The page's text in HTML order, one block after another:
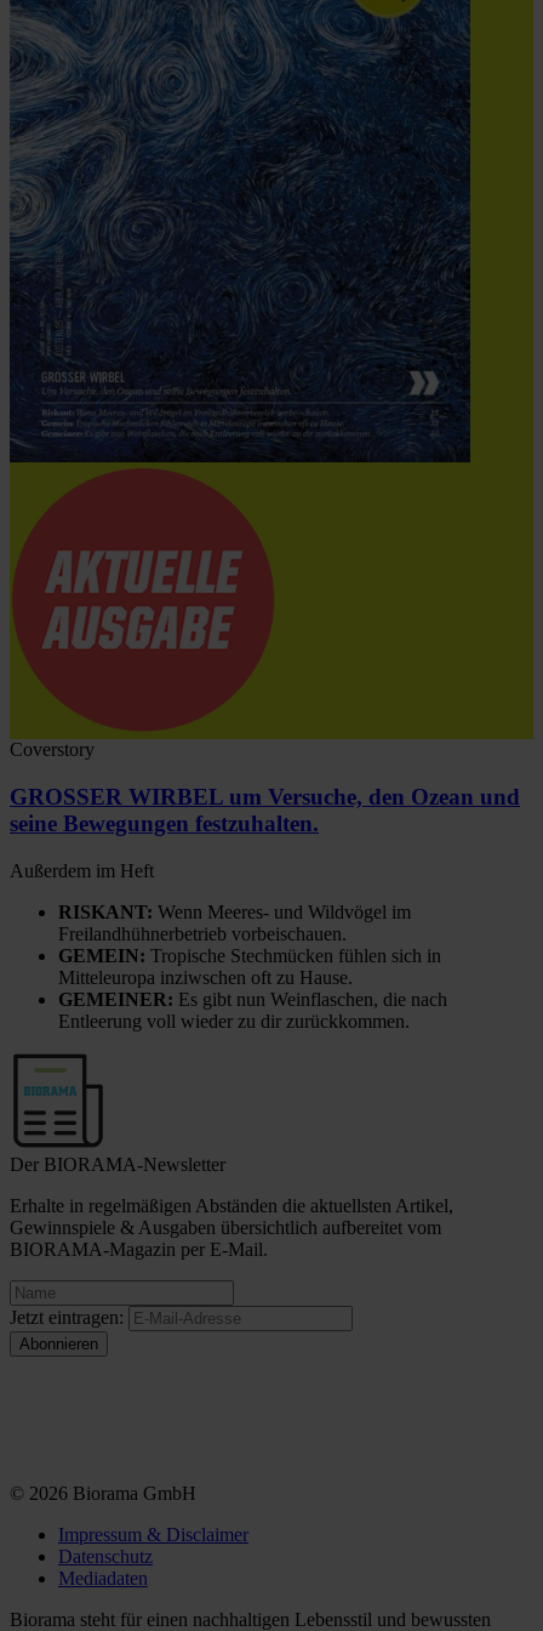
Coverstory
GROSSER WIRBEL um Versuche, den Ozean und
seine Bewegungen festzuhalten.
Außerdem im Heft
RISKANT: Wenn Meeres- und Wildvögel im
Freilandhühnerbetrieb vorbeischauen.
GEMEIN: Tropische Stechmücken fühlen sich in
Mitteleuropa inziwschen oft zu Hause.
GEMEINER: Es gibt nun Weinflaschen, die nach
Entleerung voll wieder zu dir zurückkommen.
Der BIORAMA-Newsletter
Erhalte in regelmäßigen Abständen die aktuellsten Artikel,
Gewinnspiele & Ausgaben übersichtlich aufbereitet vom
BIORAMA-Magazin per E-Mail.
Jetzt eintragen:
© 2026 Biorama GmbH
Impressum & Disclaimer
Datenschutz
Mediadaten
Biorama steht für einen nachhaltigen Lebensstil und bewussten